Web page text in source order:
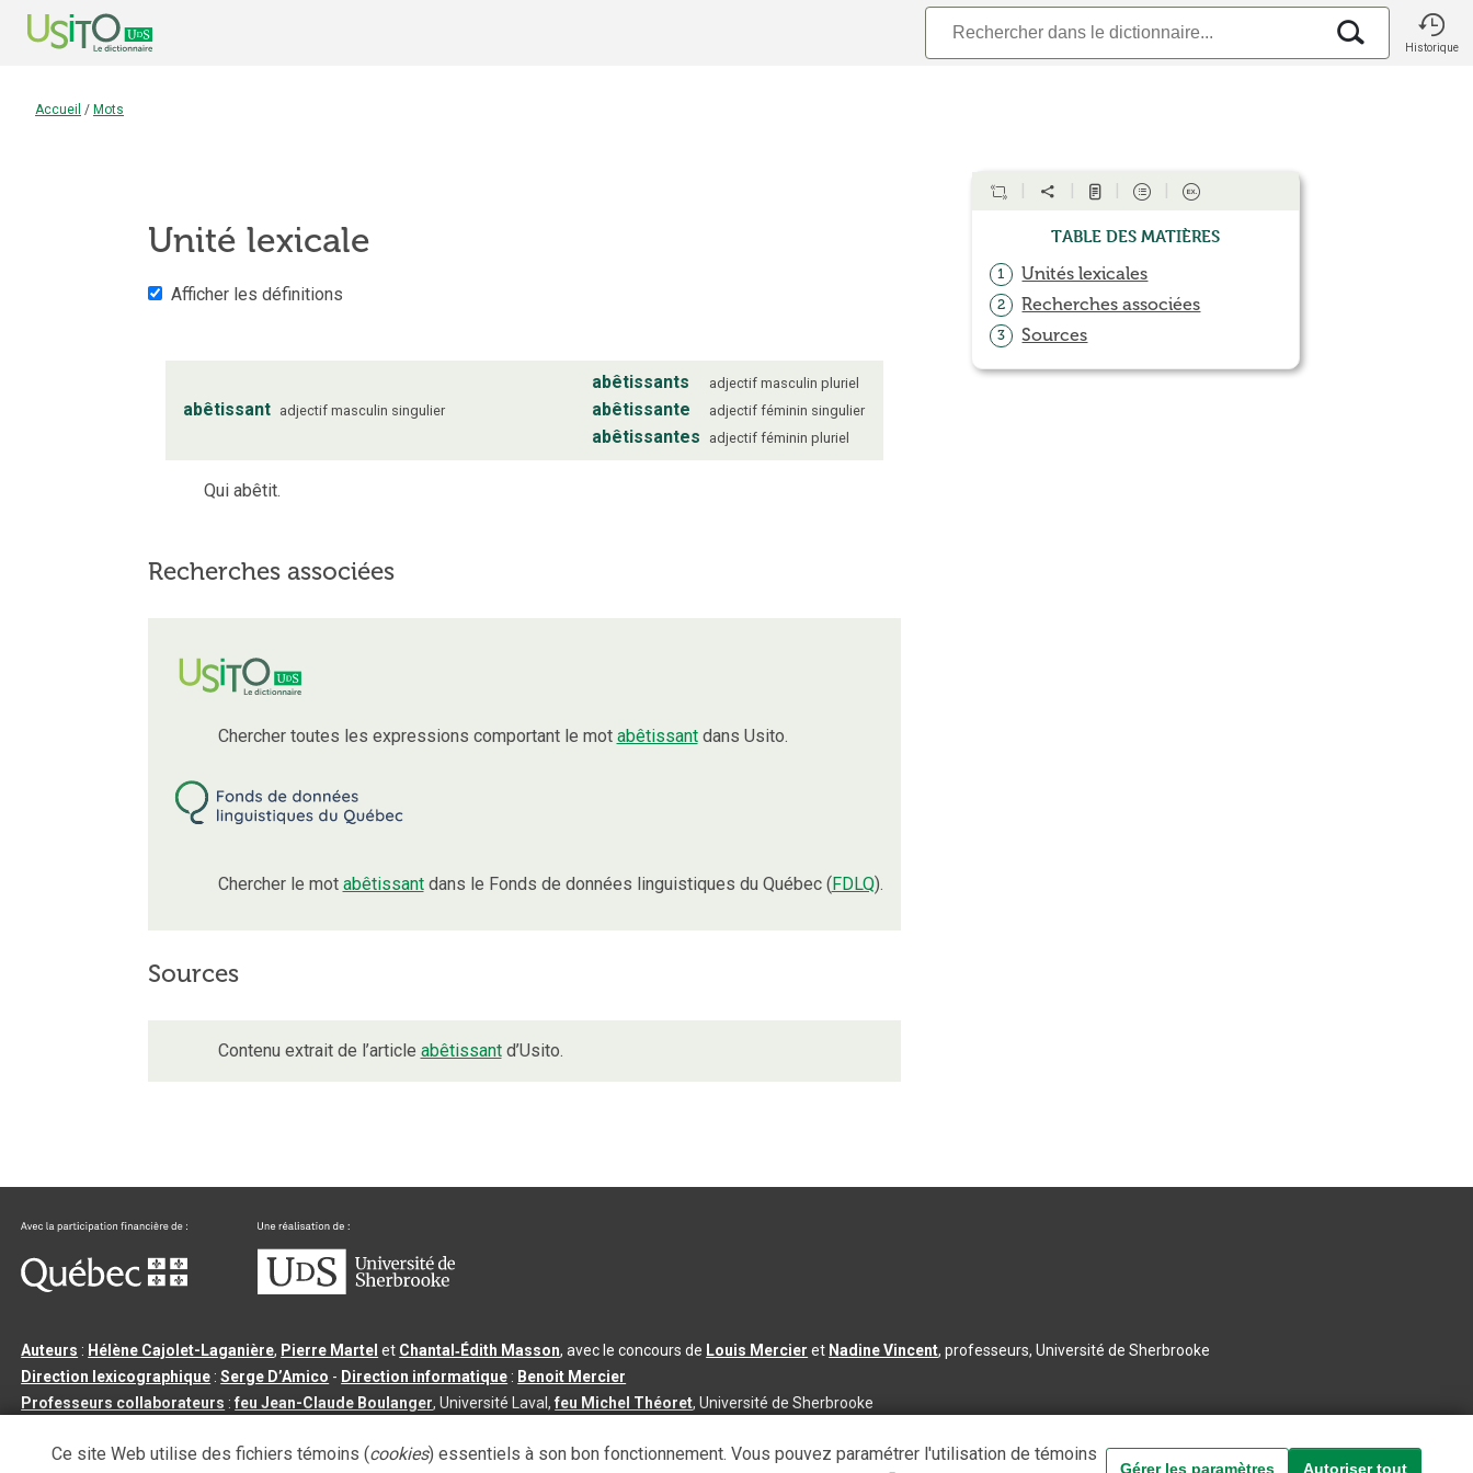
Historique
Accueil / Mots
Unité lexicale
Afficher les définitions
abêtissant adjectif masculin singulier
abêtissants adjectif masculin pluriel
abêtissante adjectif féminin singulier
abêtissantes adjectif féminin pluriel
Qui abêtit.
Recherches associées
Chercher toutes les expressions comportant le mot abêtissantdans Usito.
Chercher le mot abêtissantdans le Fonds de données linguistiques du Québec (FDLQ).
Sources
Contenu extrait de l’article abêtissantd’Usito.
Table des matières
1 Unités lexicales
2 Recherches associées
3 Sources
Auteurs : Hélène Cajolet-Laganière, Pierre Martel et Chantal‑Édith Masson, avec le concours de Louis Mercier et Nadine Vincent, professeurs, Université de Sherbrooke
Direction lexicographique :Serge D’Amico - Direction informatique : Benoit Mercier
Professeurs collaborateurs :feu Jean-Claude Boulanger, Université Laval,feu Michel Théoret, Université de Sherbrooke
Tous droits réservés©Université de Sherbrooke |3.2.2- Dernière mise à jour du contenu :2026-08-03
Ce site Web utilise des fichiers témoins (cookies) essentiels à son bon fonctionnement. Vous pouvez paramétrer l'utilisation de témoins
Gérer les paramètres Autoriser tout